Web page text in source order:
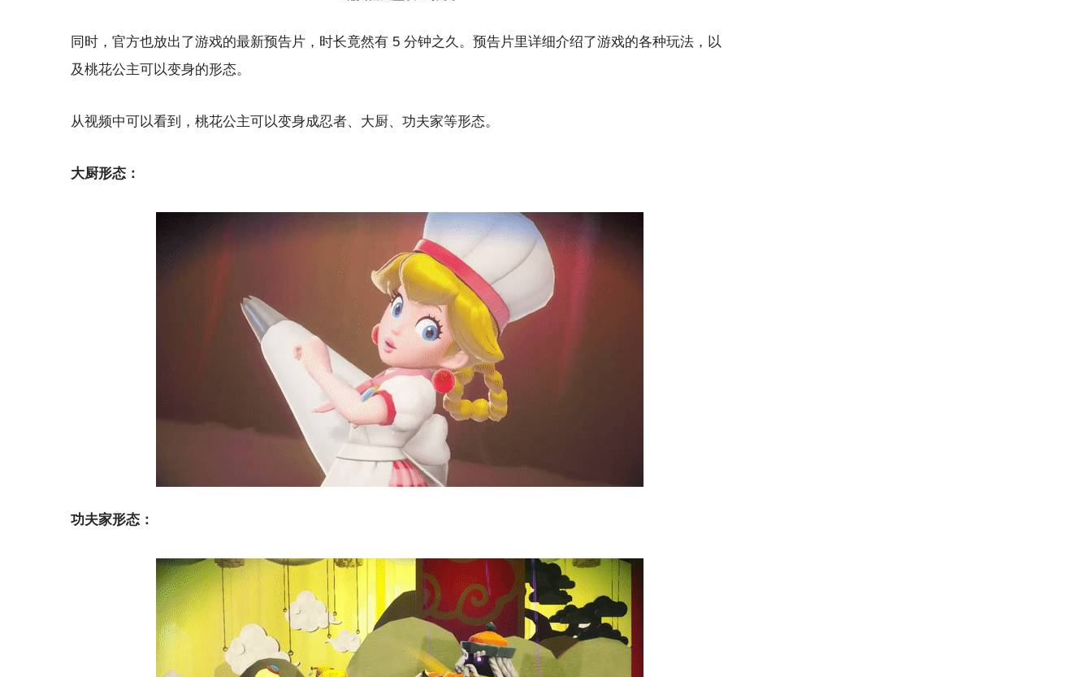
同时，官方也放出了游戏的最新预告片，时长竟然有 5 分钟之久。预告片里详细介绍了游戏的各种玩法，以
及桃花公主可以变身的形态。
从视频中可以看到，桃花公主可以变身成忍者、大厨、功夫家等形态。
大厨形态：
功夫家形态：